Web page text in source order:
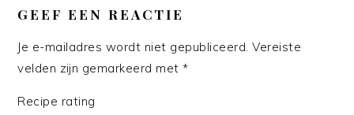
INTERACTIES
GEEF EEN REACTIE
Je e-mailadres wordt niet gepubliceerd. Vereiste
velden zijn gemarkeerd met*
Recipe rating